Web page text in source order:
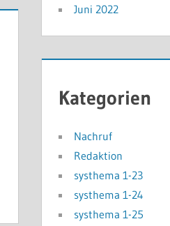
Juni 2022
Kategorien
Nachruf
Redaktion
systhema 1-23
systhema 1-24
systhema 1-25